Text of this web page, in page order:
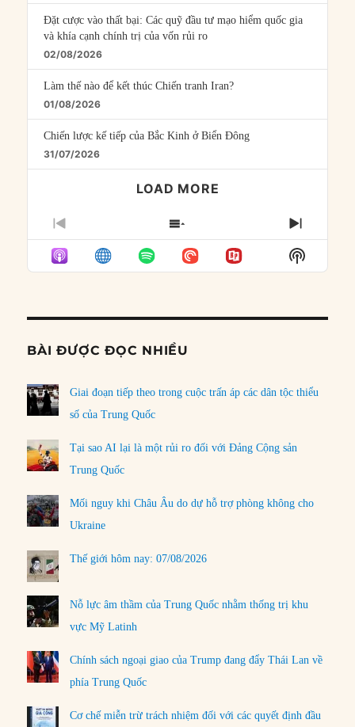
Đặt cược vào thất bại: Các quỹ đầu tư mạo hiểm quốc gia
và khía cạnh chính trị của vốn rủi ro
02/08/2026
Làm thế nào để kết thúc Chiến tranh Iran?
01/08/2026
Chiến lược kế tiếp của Bắc Kinh ở Biển Đông
31/07/2026
LOAD MORE
PREVIOUS
EPISODE
SHOW
EPISODES
LIST
NEXT
Show
Podcast
BÀI ĐƯỢC ĐỌC NHIỀU
Giai đoạn tiếp theo trong cuộc trấn áp các dân tộc thiểu
số của Trung Quốc
Tại sao AI lại là một rủi ro đối với Đảng Cộng sản
Trung Quốc
Mối nguy khi Châu Âu do dự hỗ trợ phòng không cho
Ukraine
Thế giới hôm nay: 07/08/2026
Nỗ lực âm thầm của Trung Quốc nhằm thống trị khu
vực Mỹ Latinh
Chính sách ngoại giao của Trump đang đẩy Thái Lan về
phía Trung Quốc
Cơ chế miễn trừ trách nhiệm đối với các quyết định đầu